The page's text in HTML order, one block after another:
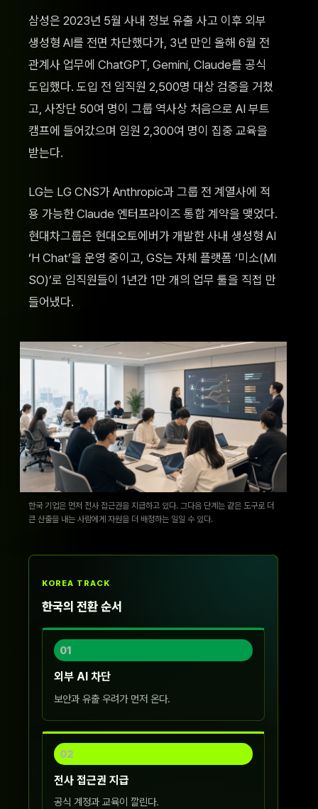
삼성은 2023년 5월 사내 정보 유출 사고 이후 외부
생성형 AI를 전면 차단했다가, 3년 만인 올해 6월 전
관계사 업무에 ChatGPT, Gemini, Claude를 공식
도입했다. 도입 전 임직원 2,500명 대상 검증을 거쳤
고, 사장단 50여 명이 그룹 역사상 처음으로 AI 부트
캠프에 들어갔으며 임원 2,300여 명이 집중 교육을
받는다.
LG는 LG CNS가 Anthropic과 그룹 전 계열사에 적
용 가능한 Claude 엔터프라이즈 통합 계약을 맺었다.
현대차그룹은 현대오토에버가 개발한 사내 생성형 AI
‘H Chat’을 운영 중이고, GS는 자체 플랫폼 ‘미소(MI
SO)’로 임직원들이 1년간 1만 개의 업무 툴을 직접 만
들어냈다.
한국 기업은 먼저 전사 접근권을 지급하고 있다. 그다음 단계는 같은 도구로 더
큰 산출을 내는 사람에게 자원을 더 배정하는 일일 수 있다.
KOREA TRACK
한국의 전환 순서
01
외부 AI 차단
보안과 유출 우려가 먼저 온다.
02
전사 접근권 지급
공식 계정과 교육이 깔린다.